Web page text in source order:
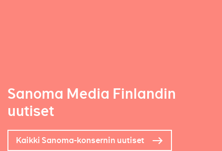
Sanoma Media Finlandin
uutiset
Kaikki Sanoma-konsernin uutiset